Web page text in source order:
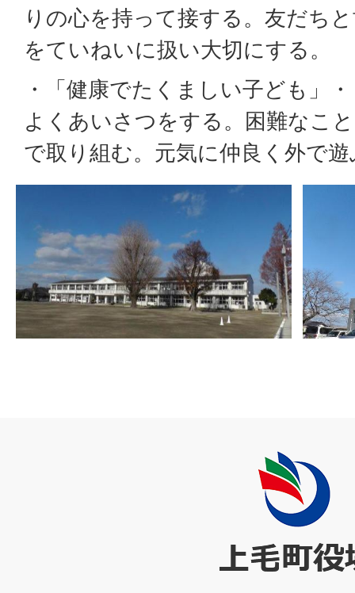
りの心を持って接する。友だち
をていねいに扱い大切にする。
・「健康でたくましい子ども」
よくあいさつをする。困難なこ
で取り組む。元気に仲良く外で